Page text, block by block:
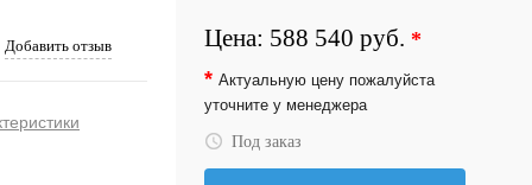
Добавить отзыв Цена: 588 540 руб. *
* Актуальную цену пожалуйста
уточните у менеджера
Под заказ